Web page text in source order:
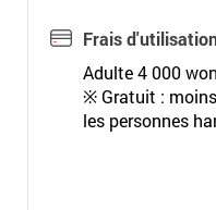
Frais
Adulte 4 000
※ Gratuit :
les personnes